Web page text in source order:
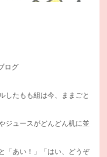
ログ
したもも組は今、ままごと
ジュースがどんどん机に並
「あい！」「はい、どうぞ